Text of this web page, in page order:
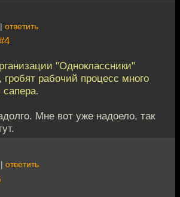
| ответить
"Одноклассники"
гробят рабочий процесс много
сапера.
Мне вот уже надоело, так
| ответить